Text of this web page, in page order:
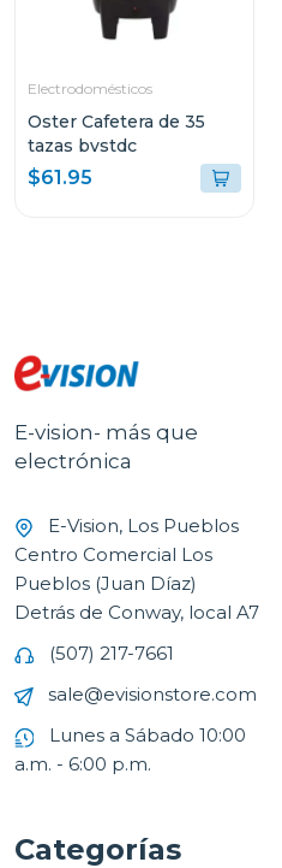
Electrodomésticos
Oster Cafetera de 35
tazas bvstdc
$61.95
E-vision- más que
electrónica
E-Vision, Los Pueblos
Centro Comercial Los
Pueblos (Juan Díaz)
Detrás de Conway, local A7
(507) 217-7661
sale@evisionstore.com
Lunes a Sábado 10:00
a.m. - 6:00 p.m.
Categorías